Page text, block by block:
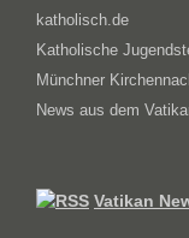
katholisch.de
Katholische
Münchner
News aus dem
Vatikan